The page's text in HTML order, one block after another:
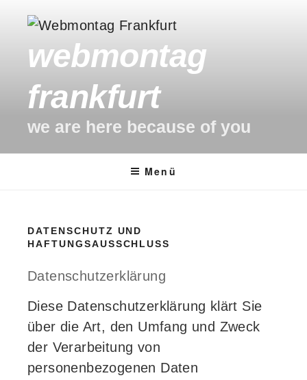
Inhalt
springen
webmontag
frankfurt
we are here because of you
Menü
DATENSCHUTZ UND
HAFTUNGSAUSSCHLUSS
Datenschutzerklärung
Diese Datenschutzerklärung klärt Sie
über die Art, den Umfang und Zweck
der Verarbeitung von
personenbezogenen Daten